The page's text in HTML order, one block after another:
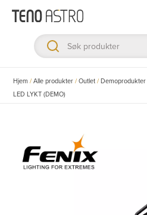
Hopp
innholdet
Hjem /Alle produkter /Outlet /Demoprodukter
LED LYKT (DEMO)